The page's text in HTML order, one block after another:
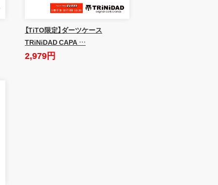
【TiTO限定】ダーツケース
TRiNiDAD CAPA …
2,979円